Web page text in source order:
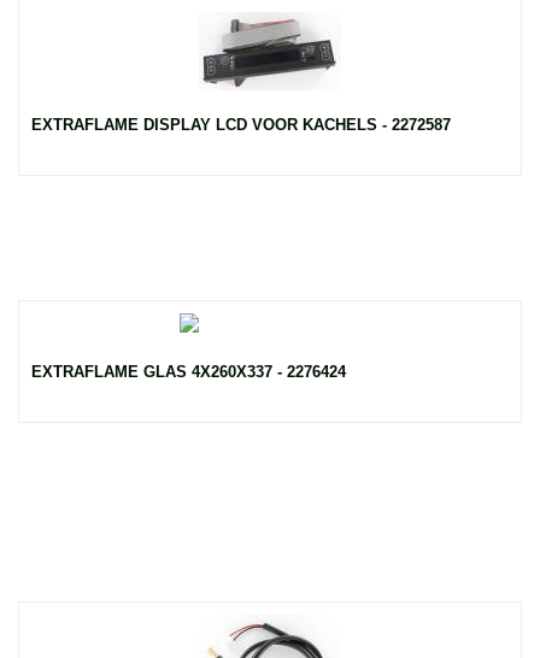
EXTRAFLAME DISPLAY LCD VOOR KACHELS - 2272587
EXTRAFLAME GLAS 4X260X337 - 2276424